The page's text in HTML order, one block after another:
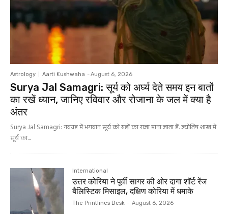
Astrology Aarti Kushwaha - August 6, 2026
Surya Jal Samagri: सूर्य को अर्घ्य देते समय इन बातों
का रखें ध्यान, जानिए रविवार और रोजाना के जल में क्या है
अंतर
Surya Jal Samagri: नवग्रह में भगवान सूर्य को ग्रहों का राजा माना जाता हैं. ज्योतिष शास्त्र में
सूर्य का...
International
उत्तर कोरिया ने पूर्वी सागर की ओर दागा शॉर्ट रेंज
बैलिस्टिक मिसाइल, दक्षिण कोरिया में धमाके
The Printlines Desk - August 6, 2026